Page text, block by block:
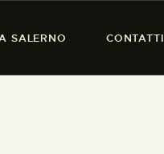
SALERNO CONTATTI